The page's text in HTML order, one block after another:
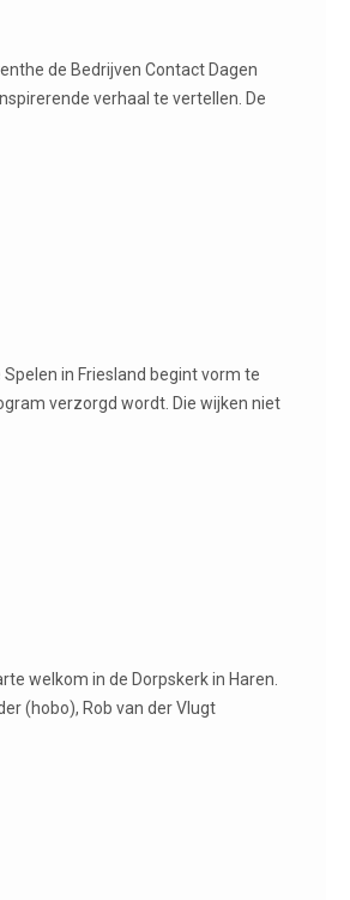
de Bedrijven Contact Dagen
verhaal te vertellen. De
in Friesland begint vorm te
verzorgd wordt. Die wijken niet
welkom in de Dorpskerk in Haren.
(hobo), Rob van der Vlugt